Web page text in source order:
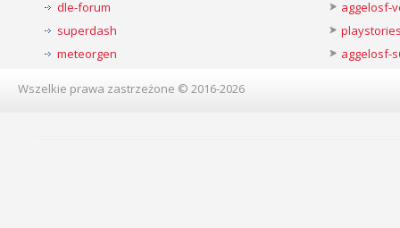
dle-forum
superdash
meteorgen
aggelosf-
aggelosf-
Wszelkie prawa zastrzeżone © 2016-2026